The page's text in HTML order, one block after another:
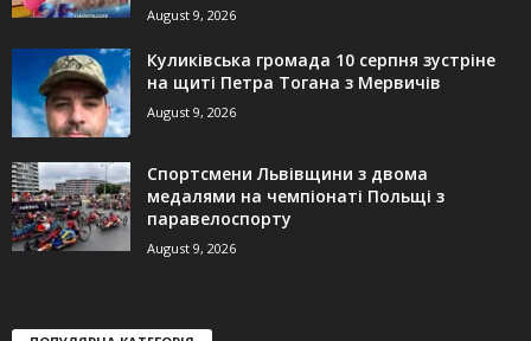
August 9, 2026
Куликівська громада 10 серпня зустріне
на щиті Петра Тогана з Мервичів
August 9, 2026
Спортсмени Львівщини з двома
медалями на чемпіонаті Польщі з
паравелоспорту
August 9, 2026